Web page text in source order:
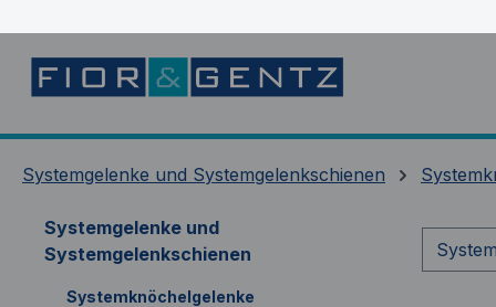
Systemgelenke und Systemgelenkschienen
Systemgelenke und
Systemgelenkschienen
Systemknöchelgelenke